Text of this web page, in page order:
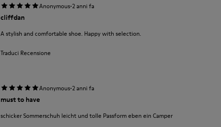
Anonymous·2 anni fa
cliffdan
A stylish and comfortable shoe. Happy with selection.
Traduci Recensione
Anonymous·2 anni fa
must to have
schicker Sommerschuh leicht und tolle Passform eben ein Camper